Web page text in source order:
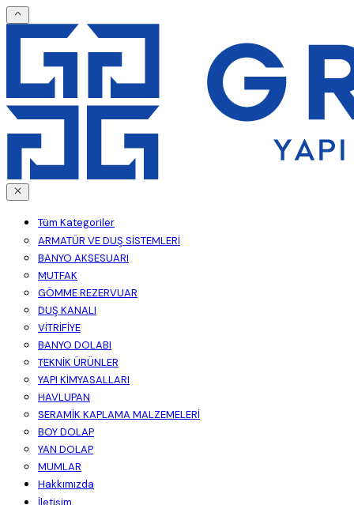
Tüm Kategoriler
ARMATÜR VE DUŞ SİSTEMLERİ
BANYO AKSESUARI
MUTFAK
GÖMME REZERVUAR
DUŞ KANALI
VİTRİFİYE
BANYO DOLABI
TEKNİK ÜRÜNLER
YAPI KİMYASALLARI
HAVLUPAN
SERAMİK KAPLAMA MALZEMELERİ
BOY DOLAP
YAN DOLAP
MUMLAR
Hakkımızda
İletişim